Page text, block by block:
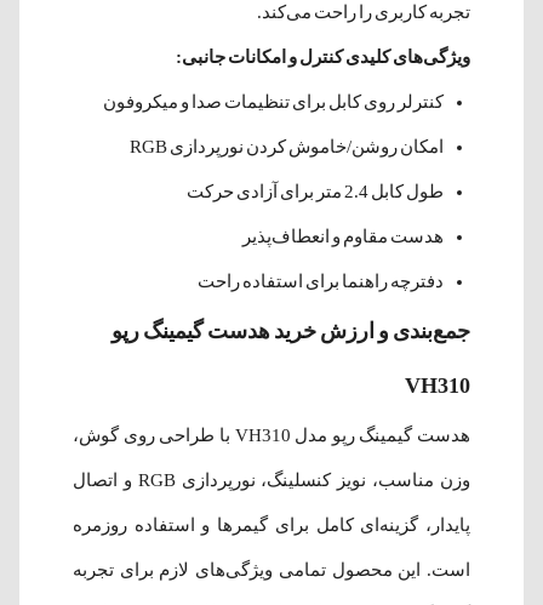
تجربه کاربری را راحت می‌کند.
ویژگی‌های کلیدی کنترل و امکانات جانبی:
کنترلر روی کابل برای تنظیمات صدا و میکروفون
امکان روشن/خاموش کردن نورپردازی RGB
طول کابل 2.4 متر برای آزادی حرکت
هدست مقاوم و انعطاف‌پذیر
دفترچه راهنما برای استفاده راحت
جمع‌بندی و ارزش خرید هدست گیمینگ رپو
VH310
هدست گیمینگ رپو مدل VH310 با طراحی روی گوش،
وزن مناسب، نویز کنسلینگ، نورپردازی RGB و اتصال
پایدار، گزینه‌ای کامل برای گیمرها و استفاده روزمره
است. این محصول تمامی ویژگی‌های لازم برای تجربه